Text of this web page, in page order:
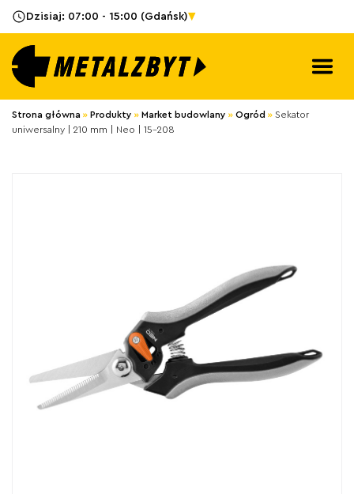
Dzisiaj: 07:00 - 15:00 (Gdańsk)
menu
Promocje
O firmie
Kontakt
Strona główna » Produkty » Market budowlany » Ogród » Sekator
uniwersalny | 210 mm | Neo | 15-208